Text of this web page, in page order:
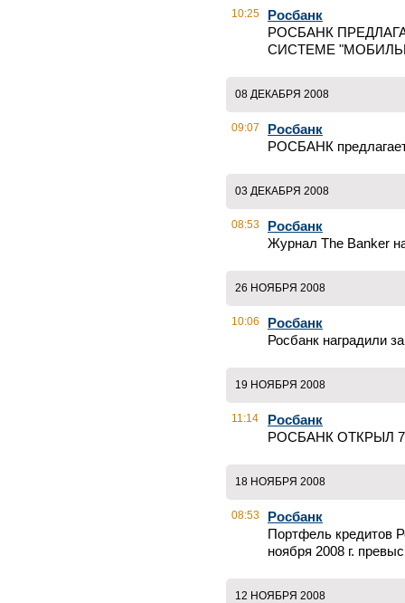
10:25
Росбанк
РОСБАНК
СИСТЕМЕ
08 ДЕКАБРЯ 2008
09:07
Росбанк
РОСБАНК
03 ДЕКАБРЯ 2008
08:53
Росбанк
Журнал The Banker
26 НОЯБРЯ 2008
10:06
Росбанк
Росбанк наградили
19 НОЯБРЯ 2008
11:14
Росбанк
РОСБАНК ОТКРЫЛ
18 НОЯБРЯ 2008
08:53
Росбанк
Портфель кредитов
ноября 2008 г.
12 НОЯБРЯ 2008